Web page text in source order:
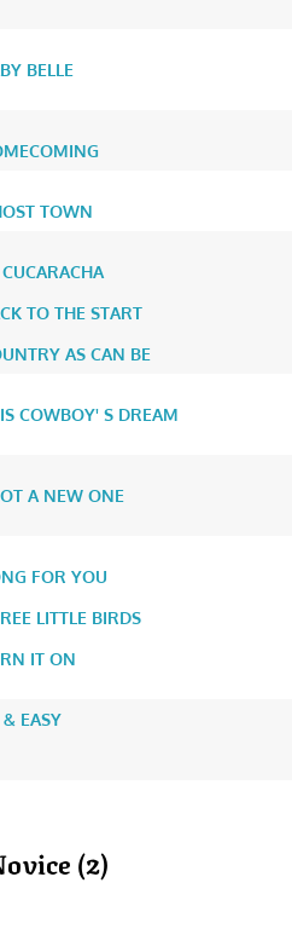
BELLE
TOWN
TO THE START
AS CAN BE
COWBOY' S DREAM
A NEW ONE
FOR YOU
LITTLE BIRDS
IT ON
& EASY
(2)